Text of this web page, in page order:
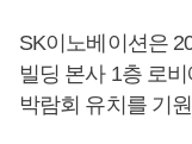
SK이노베이션은
빌딩 본사 1층 로
박람회 유치를 기